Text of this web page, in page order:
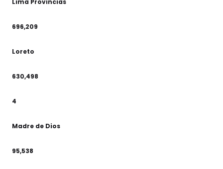
696,209
Loreto
630,498
4
Madre de Dios
95,538